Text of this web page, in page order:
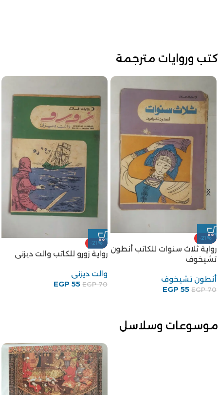
كتب وروايات مترجمة
-21%
رواية ثلاث سنوات للكاتب أنطون
تشيخوف
أنطون تشيخوف
EGP70
EGP 55
-21%
رواية زورو للكاتب والت ديزنى
والت ديزنى
EGP70
EGP 55
موسوعات وسلاسل